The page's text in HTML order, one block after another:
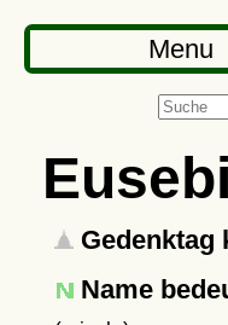
Menu
Gedenktag
Name